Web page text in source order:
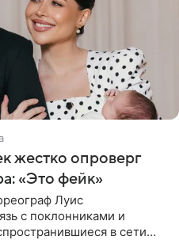
жестко опроверг
«Это фейк»
Луис
с поклонниками и
в сети